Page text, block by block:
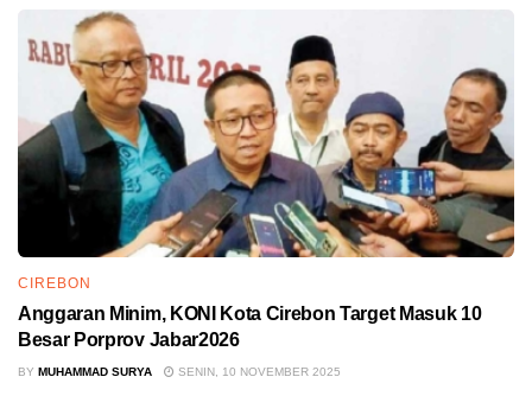
CIREBON
Anggaran Minim, KONI Kota Cirebon Target Masuk 10
Besar Porprov Jabar2026
BY MUHAMMAD SURYA SENIN, 10 NOVEMBER 2025